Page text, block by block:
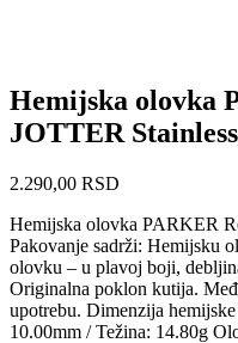
Hemijska olovka
JOTTER
2.290,00 RSD
Hemijska olovka PARKER
Pakovanje sadrži: Hemijsku
olovku – u plavoj boji,
Originalna poklon kutija.
upotrebu. Dimenzija
10.00mm / Težina: 14.80g